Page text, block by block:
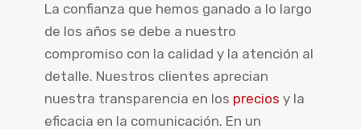
La confianza que hemos ganado a lo largo
de los años se debe a nuestro
compromiso con la calidad y la atención al
detalle. Nuestros clientes aprecian
nuestra transparencia en los precios y la
eficacia en la comunicación. En un